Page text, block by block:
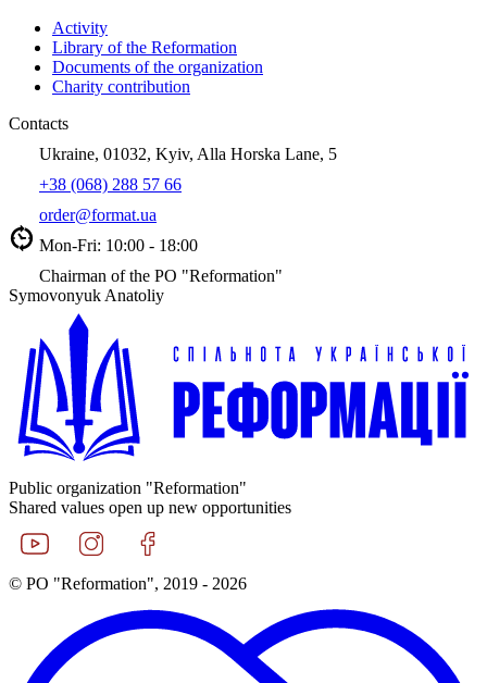
Activity
Library of the Reformation
Documents of the organization
Charity contribution
Contacts
Ukraine, 01032, Kyiv, Alla Horska Lane, 5
+38 (068) 288 57 66
order@format.ua
Mon-Fri: 10:00 - 18:00
Chairman of the PO "Reformation"
Symovonyuk Anatoliy
Public organization "Reformation"
Shared values open up new opportunities
© PO "Reformation", 2019 - 2026